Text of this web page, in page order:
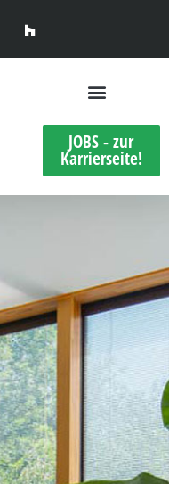
JOBS - zur
Karrierseite!